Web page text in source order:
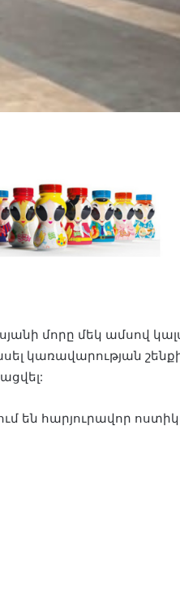
մորը մեկ ամսով
կառավարության
են հարյուրավոր